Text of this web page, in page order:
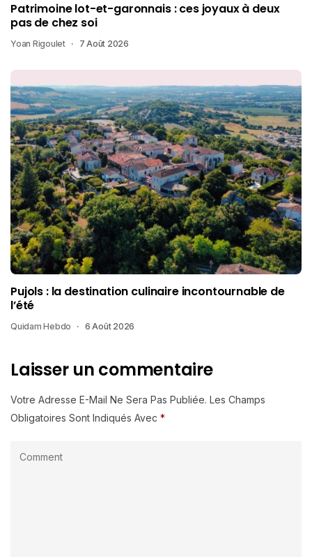
Patrimoine lot-et-garonnais : ces joyaux à deux
pas de chez soi
Yoan Rigoulet 7 Août 2026
Pujols : la destination culinaire incontournable de
l’été
Quidam Hebdo 6 Août 2026
Laisser un commentaire
Votre Adresse E-Mail Ne Sera Pas Publiée. Les Champs
Obligatoires Sont Indiqués Avec *